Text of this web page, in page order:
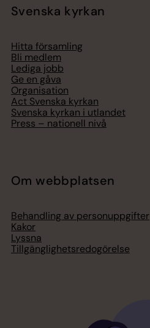
Svenska kyrkan
Hitta församling
Bli medlem
Lediga jobb
Ge en gåva
Organisation
Act Svenska kyrkan
Svenska kyrkan i utlandet
Press – nationell nivå
Om webbplatsen
Behandling av personuppgifter
Kakor
Lyssna
Tillgänglighetsredogörelse